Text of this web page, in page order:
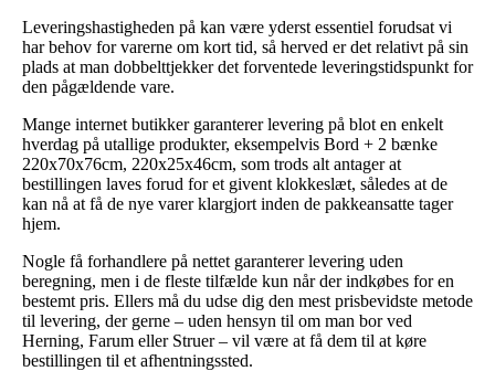
Leveringshastigheden på kan være yderst essentiel forudsat vi
har behov for varerne om kort tid, så herved er det relativt på sin
plads at man dobbelttjekker det forventede leveringstidspunkt for
den pågældende vare.
Mange internet butikker garanterer levering på blot en enkelt
hverdag på utallige produkter, eksempelvis Bord + 2 bænke
220x70x76cm, 220x25x46cm, som trods alt antager at
bestillingen laves forud for et givent klokkeslæt, således at de
kan nå at få de nye varer klargjort inden de pakkeansatte tager
hjem.
Nogle få forhandlere på nettet garanterer levering uden
beregning, men i de fleste tilfælde kun når der indkøbes for en
bestemt pris. Ellers må du udse dig den mest prisbevidste metode
til levering, der gerne – uden hensyn til om man bor ved
Herning, Farum eller Struer – vil være at få dem til at køre
bestillingen til et afhentningssted.